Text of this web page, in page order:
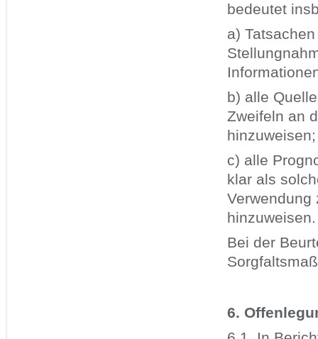
bedeutet
a)
b) alle
Zweifeln an
hinzuweisen;
c) alle
klar als
Verwendung
hinzuweisen.
Bei der
6.